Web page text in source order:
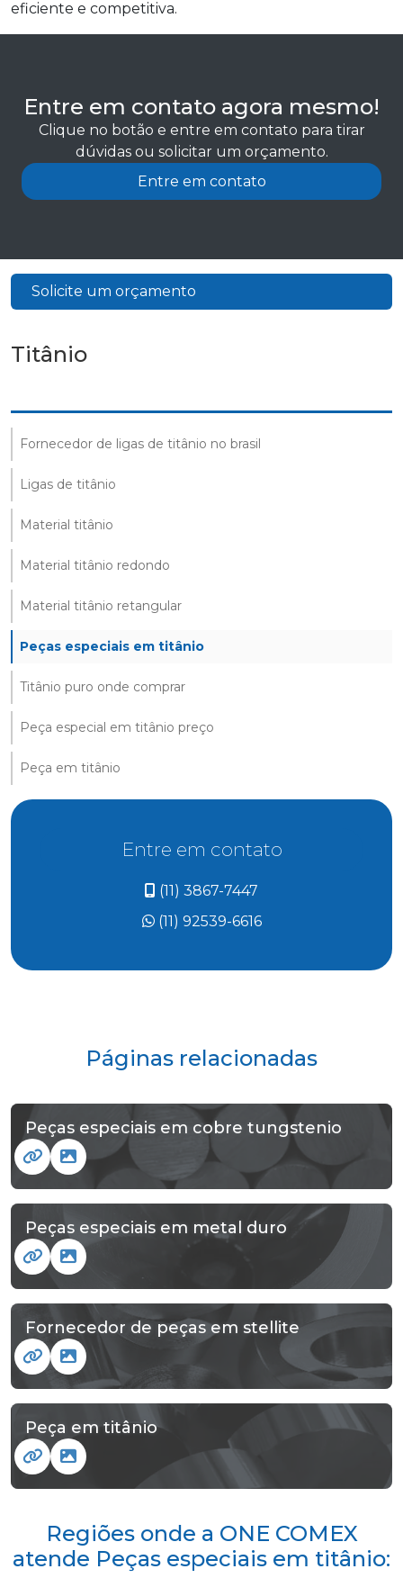
eficiente e competitiva.
Entre em contato agora mesmo!
Clique no botão e entre em contato para tirar
dúvidas ou solicitar um orçamento.
Entre em contato
Solicite um orçamento
Titânio
Fornecedor de ligas de titânio no brasil
Ligas de titânio
Material titânio
Material titânio redondo
Material titânio retangular
Peças especiais em titânio
Titânio puro onde comprar
Peça especial em titânio preço
Peça em titânio
Entre em contato
(11) 3867-7447
(11) 92539-6616
Páginas relacionadas
Peças especiais em cobre tungstenio
Peças especiais em metal duro
Fornecedor de peças em stellite
Peça em titânio
Regiões onde a ONE COMEX
atende Peças especiais em titânio: